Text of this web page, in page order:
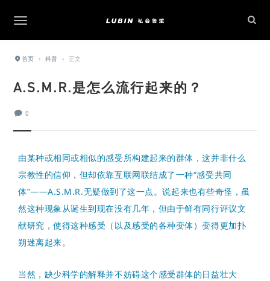
首页 › 科普 › 正文
A.S.M.R.是怎么流行起来的？
0
由某种或相同或相似的感受所构建起来的群体，这并非什么
宗教性的信仰，但却依靠互联网联结成了一种“感受共同
体”——A.S.M.R.无疑做到了这一点。说起来也有些奇怪，虽
然这种现象从诞生到现在没有几年，但由于鲜有同行评议文
献研究，使得这种感受（以及感受的各种变体）变得更加扑
朔迷离起来。
当然，缺少科学的解释并不妨碍这个感受群体的日益壮大